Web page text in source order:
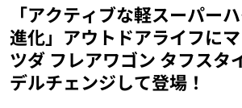
「アクティブな軽スーパー
進化」アウトドアライフに
ツダ フレアワゴン タフスタ
デルチェンジして登場！